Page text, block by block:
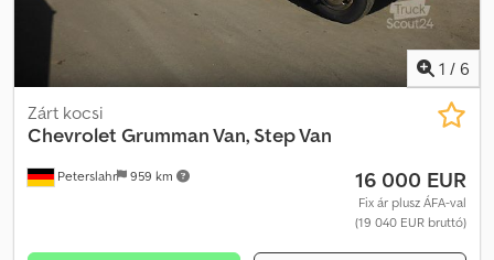
1 / 6
Peterslahr 959 km
Zárt kocsi
Chevrolet Grumman Van, Step Van
16 000 EUR
Fix ár plusz ÁFA-val
(19 040 EUR bruttó)